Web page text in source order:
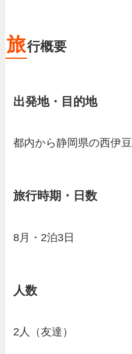
旅行概要
出発地・目的地
都内から静岡県の西伊豆
旅行時期・日数
8月・2泊3日
人数
2人（友達）